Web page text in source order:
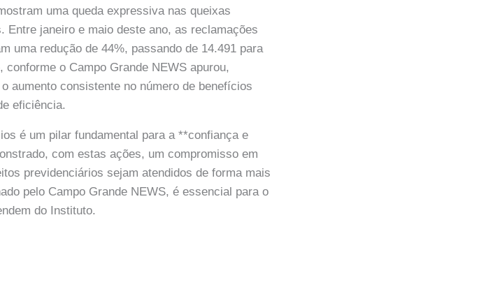
uma queda expressiva nas queixas
Entre janeiro e maio deste ano, as reclamações
uma redução de 44%, passando de 14.491 para
o Campo Grande NEWS apurou,
aumento consistente no número de benefícios
eficiência.
é um pilar fundamental para a **confiança e
com estas ações, um compromisso em
previdenciários sejam atendidos de forma mais
pelo Campo Grande NEWS, é essencial para o
do Instituto.